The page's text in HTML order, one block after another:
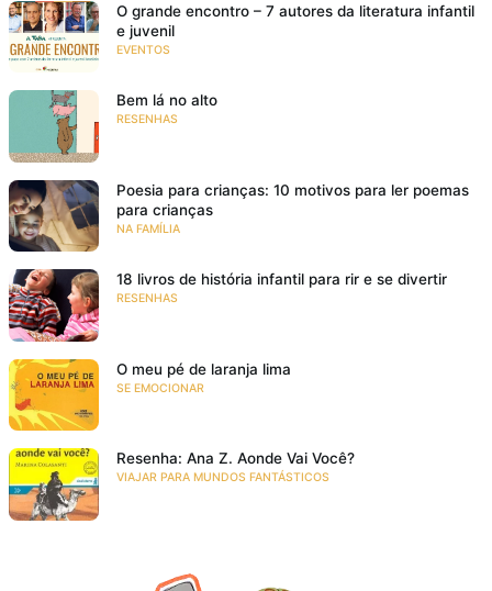
O grande encontro – 7 autores da literatura infantil
e juvenil
EVENTOS
Bem lá no alto
RESENHAS
Poesia para crianças: 10 motivos para ler poemas
para crianças
NA FAMÍLIA
18 livros de história infantil para rir e se divertir
RESENHAS
O meu pé de laranja lima
SE EMOCIONAR
Resenha: Ana Z. Aonde Vai Você?
VIAJAR PARA MUNDOS FANTÁSTICOS